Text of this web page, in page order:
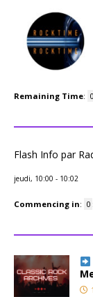
Remaining Time: 0
Flash Info par
jeudi, 10:00 - 10:02
Commencing in: 0